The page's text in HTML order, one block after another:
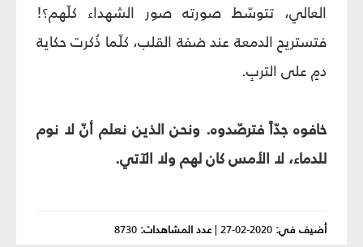
العالي، تتوسّط صورته صور الشهداء كلّهم؟!
فتستريح الدمعة عند ضفة القلب، كلّما ذُكرت حكاية
دمٍ على التربِ.
خافوه جدّاً فترصّدوه. ونحن الذين نعلم أنّ لا نوم
للدماء، لا الأمس كان لهم ولا الآتي.
أضيف في: 2020-02-27
|عدد المشاهدات: 8730